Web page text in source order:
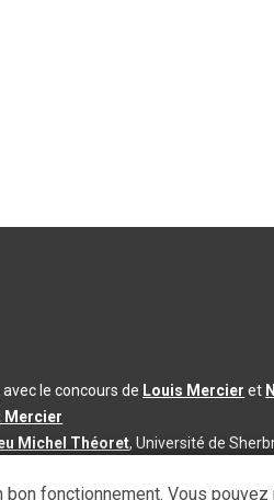
avec le concours de Louis Mercier et
Mercier
Michel Théoret, Université de
fonctionnement. Vous